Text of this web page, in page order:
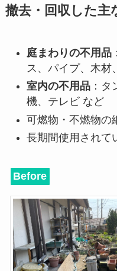
撤去・回収した主
庭まわりの不用品
ス、パイプ、木材
室内の不用品：タ
機、テレビ など
可燃物・不燃物の
長期間使用されて
Before